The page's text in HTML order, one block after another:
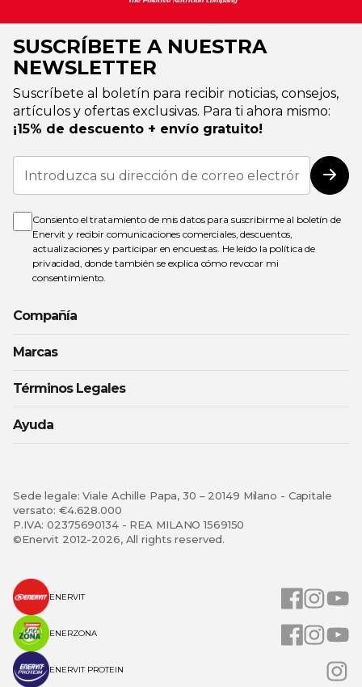
SUSCRÍBETE A NUESTRA
NEWSLETTER
Suscríbete al boletín para recibir noticias, consejos,
artículos y ofertas exclusivas. Para ti ahora mismo:
¡15% de descuento + envío gratuito!
Inscríbase
nuestro
de
noticias:
Consiento el tratamiento de mis datos para suscribirme al boletín de
Enervit y recibir comunicaciones comerciales, descuentos,
actualizaciones y participar en encuestas. He leído la política de
privacidad, donde también se explica cómo revocar mi
consentimiento.
Compañía
Marcas
Términos Legales
Ayuda
Sede legale: Viale Achille Papa, 30 – 20149 Milano - Capitale
versato: €4.628.000
P.IVA: 02375690134 - REA MILANO 1569150
©Enervit 2012-2026, All rights reserved.
ENERVIT
ENERZONA
ENERVIT PROTEIN